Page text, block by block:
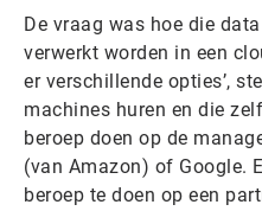
De vraag was hoe die
verwerkt worden in een
er verschillende opties’,
machines huren en die
beroep doen op de
(van Amazon) of Google.
beroep te doen op een